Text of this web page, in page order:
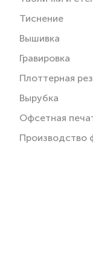
Тиснение
Вышивка
Гравировка
Плоттерная
Вырубка
Офсетная
Производство